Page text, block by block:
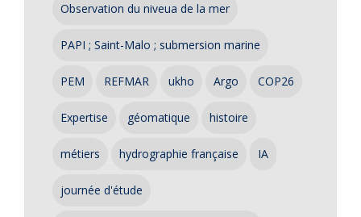
Observation du niveua de la mer
PAPI ; Saint-Malo ; submersion marine
PEM REFMAR ukho Argo COP26
Expertise géomatique histoire
métiers hydrographie française IA
journée d'étude